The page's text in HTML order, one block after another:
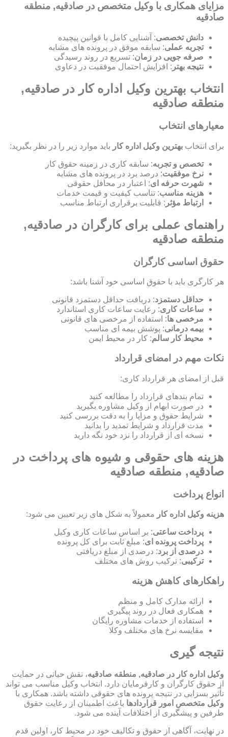
مزایای همکاری با وکیل متخصص در صادقیه, منطقه
صادقیه
دانش تخصصی: آشنایی کامل با قوانین پیچیده
تجربه عملی: سابقه موفق در پرونده های مشابه
صرفه جویی در زمان: تسریع در روند رسیدگی
نتیجه بهتر : افزایش احتمال موفقیت در دعاوی
انتخاب بهترین وکیل اداره کار در صادقیه,
منطقه صادقیه
معیارهای انتخاب
برای انتخاب بهترین وکیل اداره کار باید موارد زیر را در نظر بگیرید:
تخصص و تجربه: سابقه کاری در زمینه حقوق کار
نرخ موفقیت: درصد برد در پرونده های مشابه
شهرت حرفه ای: اعتبار در محافل حقوقی
هزینه مناسب: تناسب کیفیت و قیمت خدمات
ارتباط مؤثر : قابلیت برقراری ارتباط مناسب
راهنمای عملی برای کارگران در صادقیه,
منطقه صادقیه
حقوق اساسی کارگران
هر کارگری باید با حقوق اساسی خود آشنا باشد:
حداقل دستمزد: دریافت حداقل دستمزد قانونی
ساعات کاری: رعایت ساعات کاری استاندارد
مرخصی ها: استفاده از مرخصی های قانونی
بیمه درمانی: پوشش بیمه ای مناسب
محیط کار سالم: کار در محیط ایمن
نکات مهم در امضای قرارداد
قبل از امضای هر قرارداد کاری:
تمام بندهای قرارداد را مطالعه کنید
در صورت ابهام از وکیل مشاوره بگیرید
شرایط حقوق و مزایا را به دقت بررسی کنید
مدت قرارداد و شرایط تمدید را بدانید
نسخه ای از قرارداد را نزد خود نگه دارید
هزینه های حقوقی و شیوه های پرداخت در
صادقیه, منطقه صادقیه
انواع پرداخت
هزینه وکیل اداره کار معمولاً به شکل های زیر تعیین می شود:
پرداخت ساعتی: بر اساس ساعات کاری وکیل
پرداخت پرونده ای: مبلغ ثابت برای کل پرونده
درصدی از برد: درصدی از مبلغ دریافتی
ترکیبی: ترکیب روش های مختلف
راهکارهای کاهش هزینه
ارائه مدارک کامل و منظم
همکاری فعال در روند پیگیری
استفاده از خدمات مشاوره رایگان
مقایسه نرخ های مختلف وکلا
نتیجه گیری
وکیل اداره کار در صادقیه, منطقه صادقیه، نقش حیاتی در حمایت
از حقوق کارگران و کارفرمایان دارد. انتخاب وکیل مناسب می تواند
تأثیر بسزایی در نتیجه پرونده های حقوقی داشته باشد. همکاری با
وکیل متخصص امور قراردادها باعث اطمینان از رعایت حقوق
طرفین و پیشگیری از اختلافات آینده می شود.
در نهایت، آگاهی از حقوق و تکالیف خود در محیط کار، اولین قدم